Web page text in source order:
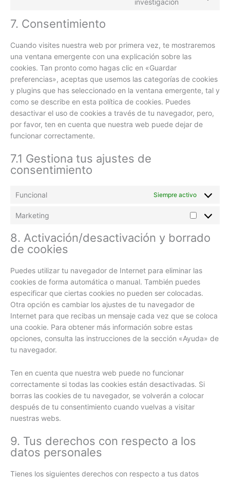
investigación
7. Consentimiento
Cuando visites nuestra web por primera vez, te mostraremos
una ventana emergente con una explicación sobre las
cookies. Tan pronto como hagas clic en «Guardar
preferencias», aceptas que usemos las categorías de cookies
y plugins que has seleccionado en la ventana emergente, tal y
como se describe en esta política de cookies. Puedes
desactivar el uso de cookies a través de tu navegador, pero,
por favor, ten en cuenta que nuestra web puede dejar de
funcionar correctamente.
7.1 Gestiona tus ajustes de
consentimiento
Funcional Siempre activo
Marketing
8. Activación/desactivación y borrado
de cookies
Puedes utilizar tu navegador de Internet para eliminar las
cookies de forma automática o manual. También puedes
especificar que ciertas cookies no pueden ser colocadas.
Otra opción es cambiar los ajustes de tu navegador de
Internet para que recibas un mensaje cada vez que se coloca
una cookie. Para obtener más información sobre estas
opciones, consulta las instrucciones de la sección «Ayuda» de
tu navegador.
Ten en cuenta que nuestra web puede no funcionar
correctamente si todas las cookies están desactivadas. Si
borras las cookies de tu navegador, se volverán a colocar
después de tu consentimiento cuando vuelvas a visitar
nuestras webs.
9. Tus derechos con respecto a los
datos personales
Tienes los siguientes derechos con respecto a tus datos